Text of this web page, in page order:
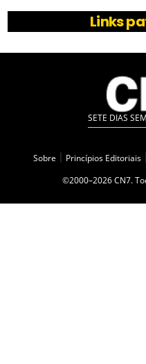
Links
SETE DIAS
Sobre Princípios Editoriais
©2000–2026 CN7.